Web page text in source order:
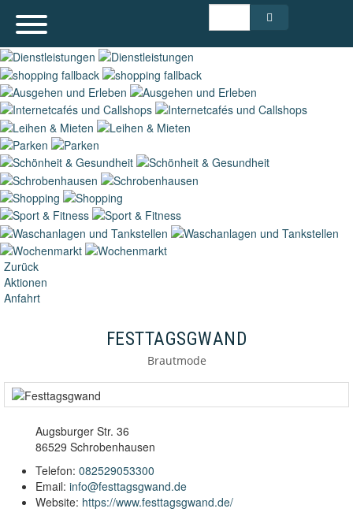
Zurück
Aktionen
Anfahrt
FESTTAGSGWAND
Brautmode
Augsburger Str. 36
86529 Schrobenhausen
Telefon: 082529053300
Email: info@festtagsgwand.de
Website: https://www.festtagsgwand.de/